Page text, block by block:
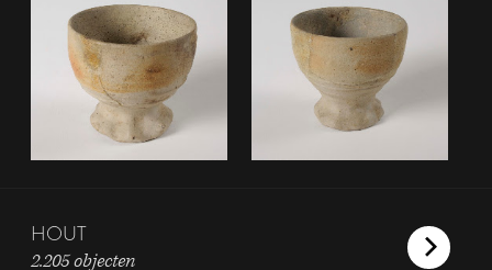
HOUT
2.205 objecten